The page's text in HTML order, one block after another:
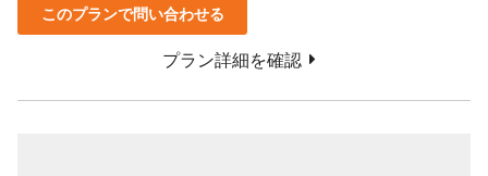
このプランで問い合わせる
プラン詳細を確認